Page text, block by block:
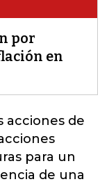
por
en
acciones de
para un
de una